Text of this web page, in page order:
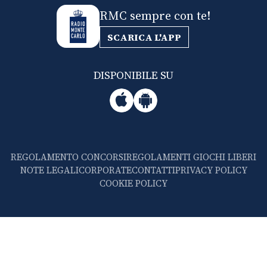
RMC sempre con te!
SCARICA L'APP
DISPONIBILE SU
REGOLAMENTO CONCORSIREGOLAMENTI GIOCHI LIBERI
NOTE LEGALICORPORATECONTATTIPRIVACY POLICY
COOKIE POLICY